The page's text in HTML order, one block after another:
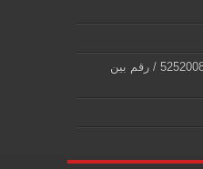
بي ان سبورت الكويت / 52520080 / رقم بين